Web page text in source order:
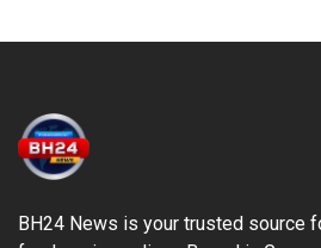
BH24 News is your trusted source